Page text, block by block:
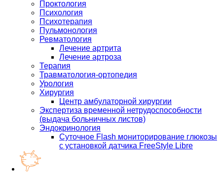
Проктология
Психология
Психотерапия
Пульмонология
Ревматология
Лечение артрита
Лечение артроза
Терапия
Травматология-ортопедия
Урология
Хирургия
Центр амбулаторной хирургии
Экспертиза временной нетрудоспособности
(выдача больничных листов)
Эндокринология
Суточное Flash мониторирование глюкозы
с установкой датчика FreeStyle Libre